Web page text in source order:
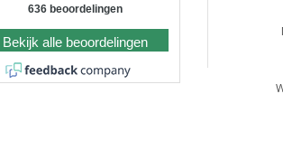
636 beoordelingen
Bekijk alle beoordelingen